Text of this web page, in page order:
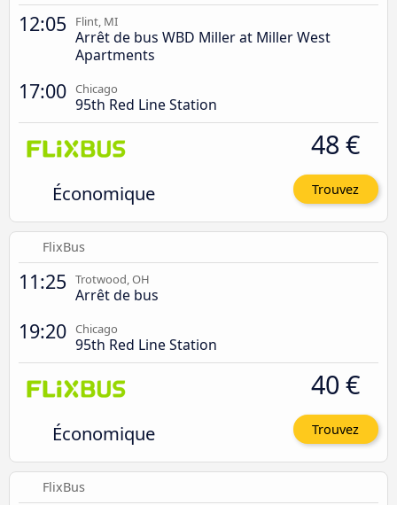
12:05 Flint, MI
Arrêt de bus WBD Miller at Miller West
Apartments
17:00 Chicago
95th Red Line Station
Économique
48 €
Trouvez
FlixBus
11:25 Trotwood, OH
Arrêt de bus
19:20 Chicago
95th Red Line Station
Économique
40 €
Trouvez
FlixBus